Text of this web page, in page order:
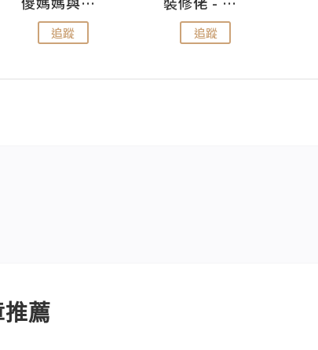
追蹤 追蹤
薦